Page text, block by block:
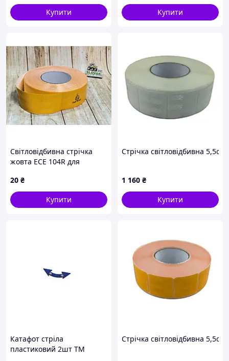
Купити
Купити
Світловідбивна стрічка
жовта ECE 104R для
самоклейна для
підвищення видимості
20 ₴
Купити
Стрічка світловідбивна
1 160 ₴
Купити
Катафот стріла
пластиковий 2шт ТМ
Стрічка світловідбивна